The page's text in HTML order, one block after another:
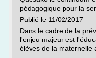
pédagogique pour la
Publié le 11/02/2017
Dans le cadre de la
l'enjeu majeur est
élèves de la maternelle